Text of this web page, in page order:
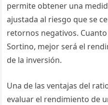
permite obtener una
ajustada al riesgo que se
retornos negativos.
Sortino, mejor será el
de la inversión.
Una de las ventajas del
evaluar el rendimiento de